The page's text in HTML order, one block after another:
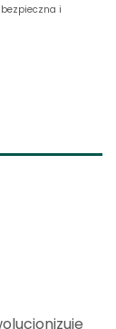
i